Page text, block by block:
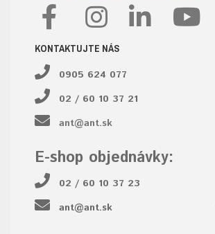
KONTAKTUJTE NÁS
0905 624 077
02 / 60 10 37 21
ant@ant.sk
E-shop objednávky:
02 / 60 10 37 23
ant@ant.sk